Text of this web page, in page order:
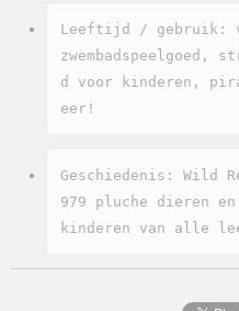
Leeftijd / gebruik:
zwembadspeelgoed,
d voor kinderen,
eer!
Geschiedenis: Wild
979 pluche dieren
kinderen van alle